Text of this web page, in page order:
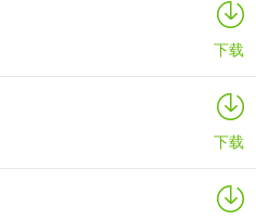
下载
下载